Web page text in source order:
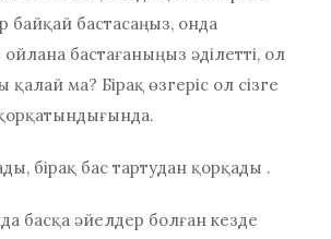
байқай бастасаңыз, онда
бастағаныңыз әділетті, ол
ма? Бірақ өзгеріс ол сізге
бірақ бас тартудан қорқады .
басқа әйелдер болған кезде